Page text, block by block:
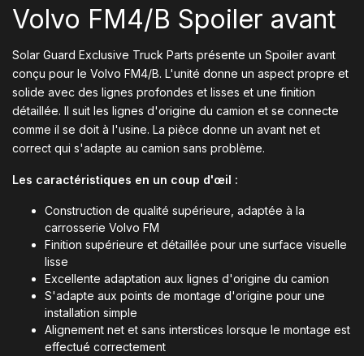
Volvo FM4/B Spoiler avant
Solar Guard Exclusive Truck Parts présente un Spoiler avant
conçu pour le Volvo FM4/B. L'unité donne un aspect propre et
solide avec des lignes profondes et lisses et une finition
détaillée. Il suit les lignes d'origine du camion et se connecte
comme il se doit à l'usine. La pièce donne un avant net et
correct qui s'adapte au camion sans problème.
Les caractéristiques en un coup d'œil :
Construction de qualité supérieure, adaptée à la
carrosserie Volvo FM
Finition supérieure et détaillée pour une surface visuelle
lisse
Excellente adaptation aux lignes d'origine du camion
S'adapte aux points de montage d'origine pour une
installation simple
Alignement net et sans interstices lorsque le montage est
effectué correctement